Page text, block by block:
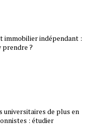
immobilier indépendant :
prendre ?
universitaires de plus en
: étudier